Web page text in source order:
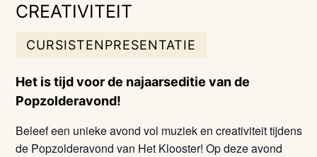
CREATIVITEIT
CURSISTENPRESENTATIE
Het is tijd voor de najaarseditie van de
Popzolderavond!
Beleef een unieke avond vol muziek en creativiteit tijdens
de Popzolderavond van Het Klooster! Op deze avond